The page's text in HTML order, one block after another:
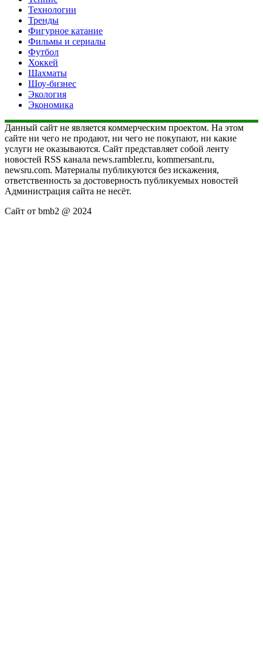
Технологии
Тренды
Фигурное катание
Фильмы и сериалы
Футбол
Хоккей
Шахматы
Шоу-бизнес
Экология
Экономика
Данный сайт не является коммерческим проектом. На этом
сайте ни чего не продают, ни чего не покупают, ни какие
услуги не оказываются. Сайт представляет собой ленту
новостей RSS канала news.rambler.ru, kommersant.ru,
newsru.com. Материалы публикуются без искажения,
ответственность за достоверность публикуемых новостей
Администрация сайта не несёт.
Сайт от bmb2 @ 2024